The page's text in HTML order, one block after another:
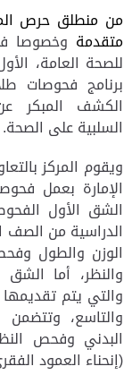
من منطلق حرص
متقدمة وخصوصا
للصحة العامة،
برنامج فحوصات
الكشف المبكر
السلبيةعلى الصحة.
ويقوم المركز
الإمارة بعمل
الشق الأول
الدراسية من
الوزن والطول
والنظر، أما
والتي يتم
والتاسع،
البدني وفحص
(إنحناء العمود